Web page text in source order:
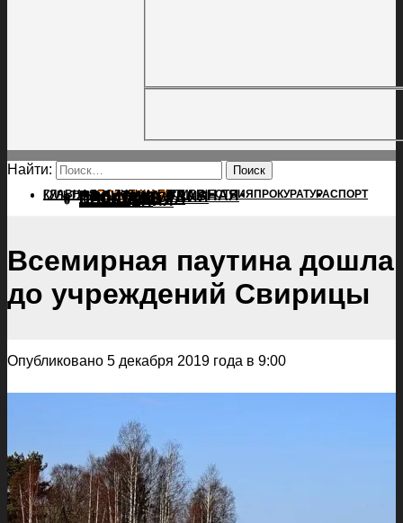
Найти:
ГЛАВНАЯПОЛИТИКАПРОИСШЕСТВИЯ ПРОКУРАТУРАСПОРТ
КУЛЬТУРАПОСЕЛЕНИЯГЛАВНАЯ
ПОЛИТИКА
ПРОИСШЕСТВИЯ
ПРОКУРАТУРА
СПОРТ
КУЛЬТУРА
ПОСЕЛЕНИЯ
Всемирная паутина дошла
до учреждений Свирицы
Опубликовано 5 декабря 2019 года в 9:00